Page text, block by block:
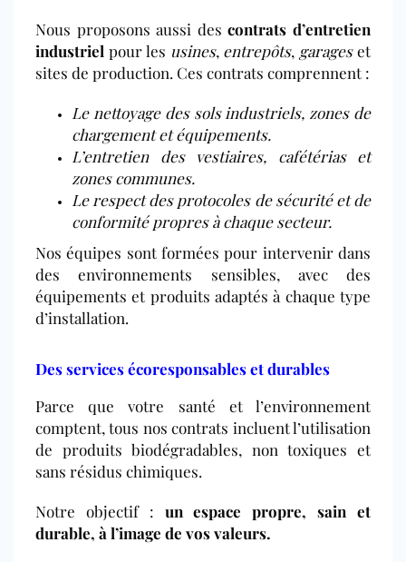
Nous proposons aussi descontrats d’entretien
industriel pour les usines, entrepôts, garageset
sites de production. Ces contrats comprennent :
Le nettoyage des sols industriels, zones de
chargement et équipements.
L’entretien des vestiaires, cafétérias et
zones communes.
Le respect des protocoles de sécurité et de
conformité propres à chaque secteur.
Nos équipes sont formées pour intervenir dans
des environnements sensibles, avec des
équipements et produits adaptés à chaque type
d’installation.
Des services écoresponsables et durables
Parce que votre santé et l’environnement
comptent, tous nos contrats incluent l’utilisation
de produits biodégradables, non toxiques et
sans résidus chimiques.
Notre objectif : un espace propre, sain et
durable, à l’image de vos valeurs.